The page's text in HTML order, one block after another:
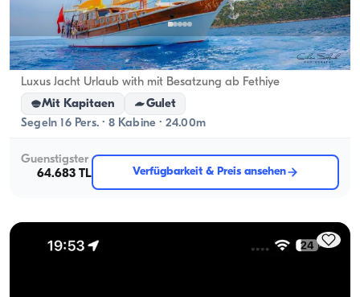
Fethiye, Muğla Neues Boot
Luxus Jacht Urlaub with mit Besatzung ab Fethiye
Mit Kapitaen
Gulet
Segeln 16 Pers. · 8 Kabine · 24.00m
Guenstigster
64.683 TL
Verfügbarkeit & Preis ansehen